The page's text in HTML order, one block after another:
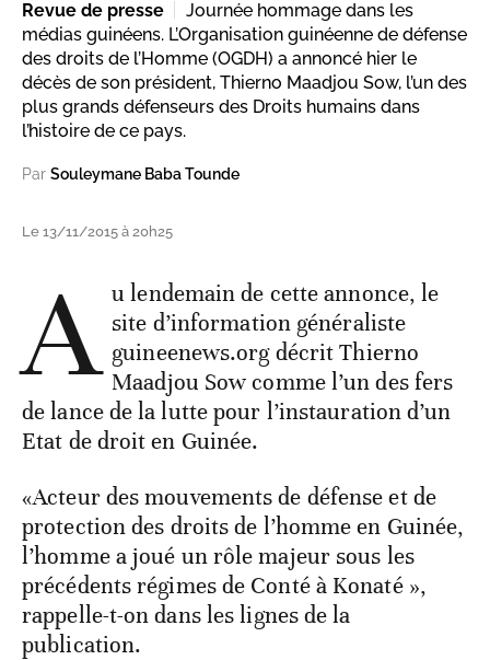
Revue de presse
Journée hommage dans les
médias guinéens. L’Organisation guinéenne de défense
des droits de l’Homme (OGDH) a annoncé hier le
décès de son président, Thierno Maadjou Sow, l’un des
plus grands défenseurs des Droits humains dans
l’histoire de ce pays.
Par Souleymane Baba Tounde
Le 13/11/2015 à 20h25
A u lendemain de cette annonce, le
site d’information généraliste
guineenews.org décrit Thierno
Maadjou Sow comme l’un des fers
de lance de la lutte pour l’instauration d’un
Etat de droit en Guinée.
«Acteur des mouvements de défense et de
protection des droits de l’homme en Guinée,
l’homme a joué un rôle majeur sous les
précédents régimes de Conté à Konaté »,
rappelle-t-on dans les lignes de la
publication.